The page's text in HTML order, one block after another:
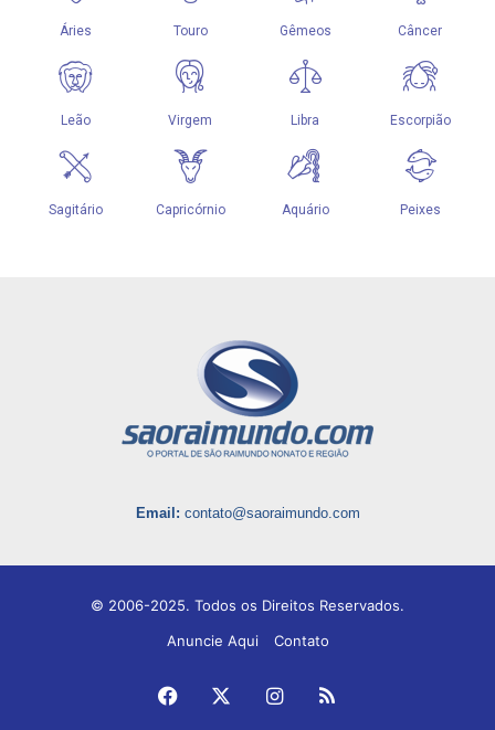
Email: contato@saoraimundo.com
© 2006-2025. Todos os Direitos Reservados.
Anuncie Aqui
Contato
Facebook Instagram
RSS